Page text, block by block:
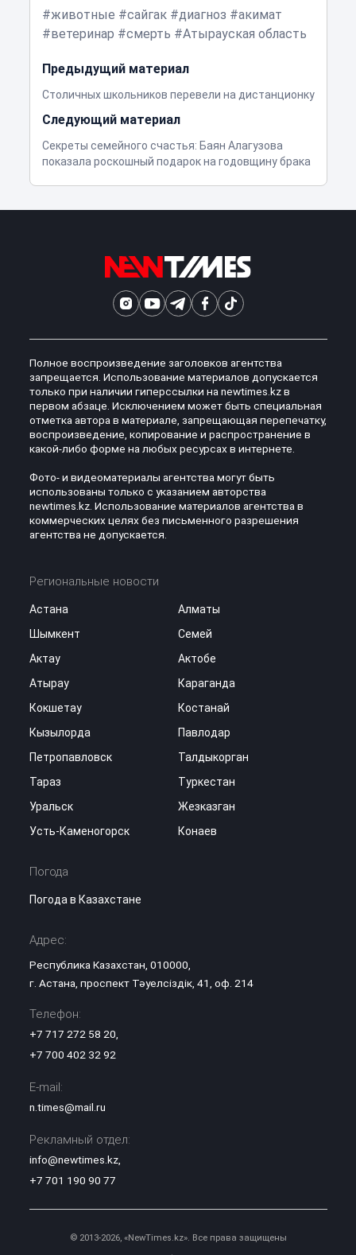
животные
сайгак диагноз
акимат
ветеринар
смерть Атырауская область
Предыдущий материал
Столичных школьников перевели на дистанционку
Следующий материал
Секреты семейного счастья: Баян Алагузова
показала роскошный подарок на годовщину брака
Полное воспроизведение заголовков агентства
запрещается. Использование материалов допускается
только при наличии гиперссылки на newtimes.kz в
первом абзаце. Исключением может быть специальная
отметка автора в материале, запрещающая перепечатку,
воспроизведение, копирование и распространение в
какой-либо форме на любых ресурсах в интернете.
Фото- и видеоматериалы агентства могут быть
использованы только с указанием авторства
newtimes.kz. Использование материалов агентства в
коммерческих целях без письменного разрешения
агентства не допускается.
Региональные новости
Астана
Алматы
Шымкент
Семей
Актау
Актобе
Атырау
Караганда
Кокшетау
Костанай
Кызылорда
Павлодар
Петропавловск
Талдыкорган
Тараз
Туркестан
Уральск
Жезказган
Усть-Каменогорск
Конаев
Погода
Погода в Казахстане
Адрес:
Республика Казахстан, 010000,
г. Астана, проспект Тәуелсіздік, 41, оф. 214
Телефон:
+7 717 272 58 20
+7 700 402 32 92
E-mail:
n.times@mail.ru
Рекламный отдел:
info@newtimes.kz,
+7 701 190 90 77
© 2013-2026, «NewTimes.kz». Все права защищены